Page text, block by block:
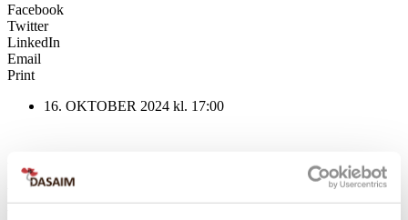
Facebook
Twitter
LinkedIn
Email
Print
16. OKTOBER 2024 kl. 17:00
World Anaesthesia Day 2024: Enhancing Workforce Well-being
Advocate, Collaborate, Educate and Mentor.